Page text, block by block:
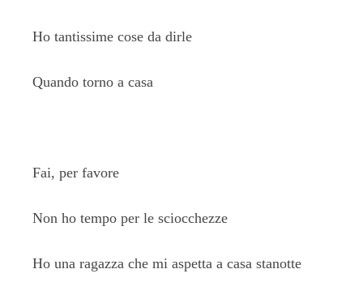
Ho tantissime cose da dirle
Quando torno a casa
Fai, per favore
Non ho tempo per le sciocchezze
Ho una ragazza che mi aspetta a casa stanotte